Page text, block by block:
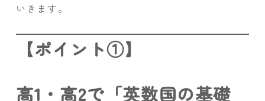
いきます。
【ポイント①】
高1・高2で「英数国の基礎